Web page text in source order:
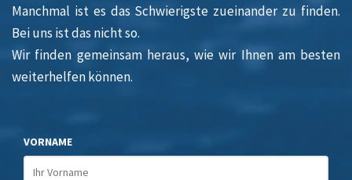
Manchmal ist es das Schwierigste zueinander zu finden.
Bei uns ist das nicht so.
Wir finden gemeinsam heraus, wie wir Ihnen am besten
weiterhelfen können.
VORNAME